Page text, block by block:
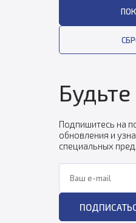
Подпишитесь на
обновления и
специальных